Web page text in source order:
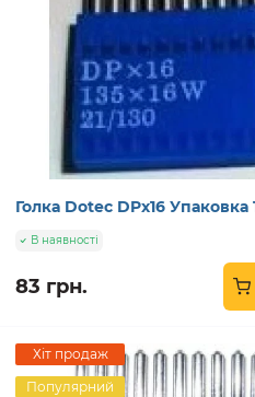
Голка Dotec DPx16 Упаковка
В наявності
83 грн.
Хіт продаж
Популярний